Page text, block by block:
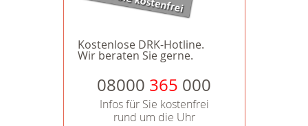
Kostenlose DRK-Hotline.
Wir beraten Sie gerne.
08000 365 000
Infos für Sie kostenfrei
rund um die Uhr